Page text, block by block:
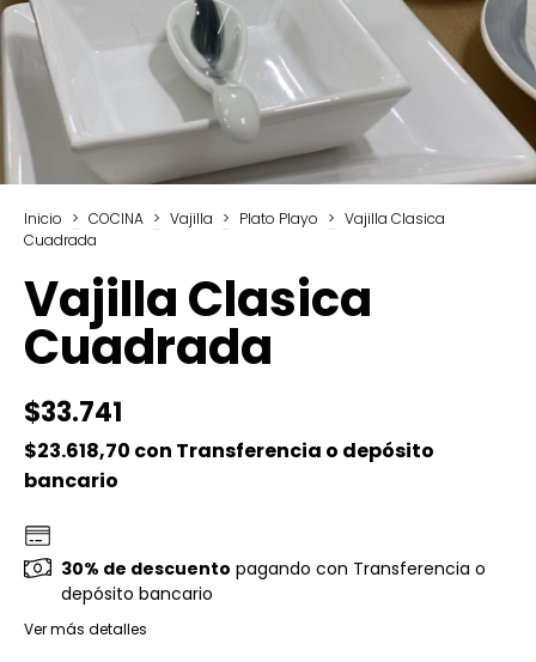
Inicio > COCINA > Vajilla > Plato Playo > Vajilla Clasica
Cuadrada
Vajilla Clasica
Cuadrada
$33.741
$23.618,70 con Transferencia o depósito
bancario
30% de descuento pagando con Transferencia o
depósito bancario
Ver más detalles